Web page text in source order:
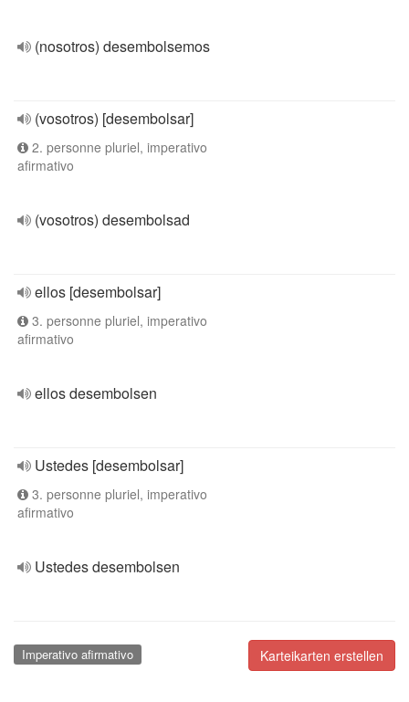
(nosotros) desembolsemos
(vosotros) [desembolsar]
2. personne pluriel, imperativo
afirmativo
(vosotros) desembolsad
ellos [desembolsar]
3. personne pluriel, imperativo
afirmativo
ellos desembolsen
Ustedes [desembolsar]
3. personne pluriel, imperativo
afirmativo
Ustedes desembolsen
Karteikarten erstellen
Imperativo afirmativo